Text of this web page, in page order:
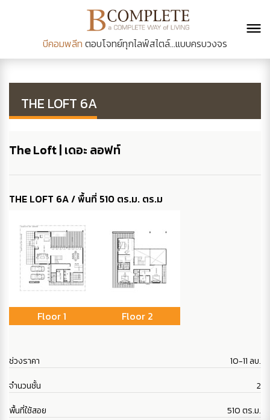
บีคอมพลีท ตอบโจทย์ทุกไลฟ์สไตล์...แบบครบวงจร
THE LOFT 6A
The Loft | เดอะ ลอฟท์
THE LOFT 6A / พื้นที่ 510 ตร.ม. ตร.ม
Floor 1 Floor 2
ช่วงราคา
10-11 ลบ.
จำนวนชั้น
2
พื้นที่ใช้สอย
510 ตร.ม.